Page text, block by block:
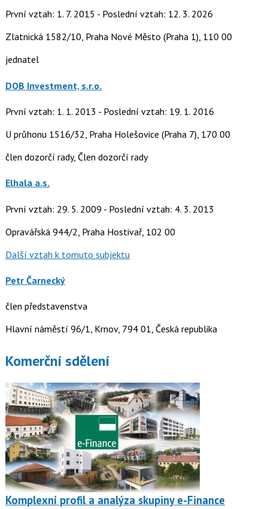
První vztah: 1. 7. 2015 - Poslední vztah: 12. 3. 2026
Zlatnická 1582/10, Praha Nové Město (Praha 1), 110 00
jednatel
DOB Investment, s.r.o.
První vztah: 1. 1. 2013 - Poslední vztah: 19. 1. 2016
U průhonu 1516/32, Praha Holešovice (Praha 7), 170 00
člen dozorčí rady, Člen dozorčí rady
Elhala a.s.
První vztah: 29. 5. 2009 - Poslední vztah: 4. 3. 2013
Opravářská 944/2, Praha Hostivař, 102 00
Další vztah k tomuto subjektu
Petr Čarnecký
člen představenstva
Hlavní náměstí 96/1, Krnov, 794 01, Česká republika
Komerční sdělení
Komplexní profil a analýza skupiny e-Finance